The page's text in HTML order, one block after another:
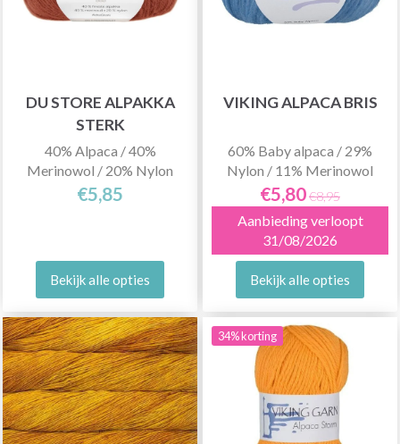
DU STORE ALPAKKA
STERK
40% Alpaca / 40%
Merinowol / 20% Nylon
€5,85
Bekijk alle opties
VIKING ALPACA BRIS
60% Baby alpaca / 29%
Nylon / 11% Merinowol
€5,80€8,95
Aanbieding verloopt
31/08/2026
Bekijk alle opties
34% korting